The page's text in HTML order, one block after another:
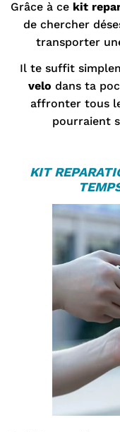
Grâce à ce kit
de chercher
transporter
Il te suffit
velo dans ta
affronter tous
pourraient
KIT